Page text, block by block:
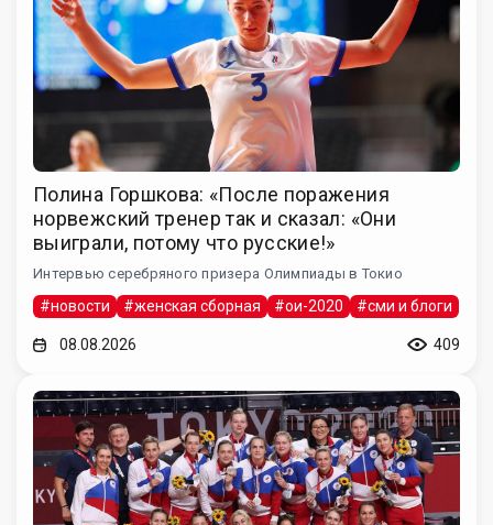
Полина Горшкова: «После поражения
норвежский тренер так и сказал: «Они
выиграли, потому что русские!»
Интервью серебряного призера Олимпиады в Токио
#новости #женская сборная #ои-2020 #сми и блоги
08.08.2026 409